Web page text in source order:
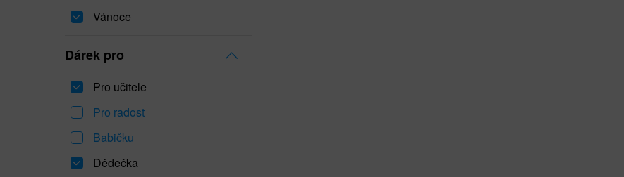
Vánoce
Dárek pro
Pro učitele
Pro radost
Babičku
Dědečka